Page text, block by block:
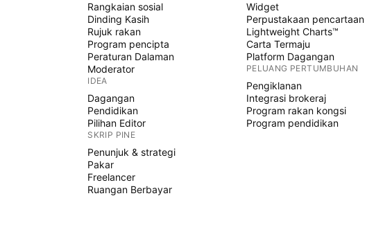
Rangkaian sosial
Dinding Kasih
Rujuk rakan
Program pencipta
Peraturan Dalaman
Moderator
IDEA
Dagangan
Pendidikan
Pilihan Editor
SKRIP PINE
Penunjuk & strategi
Pakar
Freelancer
Ruangan Berbayar
Widget
Perpustakaan pencartaan
Lightweight Charts™
Carta Termaju
Platform Dagangan
PELUANG PERTUMBUHAN
Pengiklanan
Integrasi brokeraj
Program rakan kongsi
Program pendidikan